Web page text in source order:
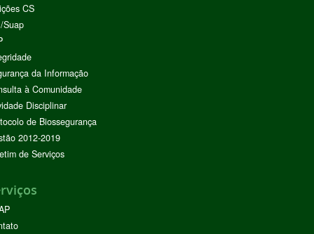
CS
Suap
da Informação
à Comunidade
Disciplinar
de Biossegurança
2012-2019
de Serviços